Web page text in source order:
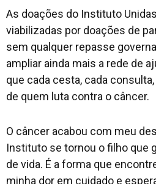
As doações do Instituto
viabilizadas por doações de
sem qualquer repasse
ampliar ainda mais a rede de
que cada cesta, cada
de quem luta contra o câncer.
O câncer acabou com meu
Instituto se tornou o filho que
de vida. É a forma que
minha dor em cuidado e